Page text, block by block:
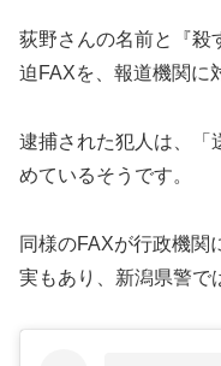
荻野さんの名前と『殺
迫FAXを、報道機関に
逮捕された犯人は、「
めているそうです。
同様のFAXが行政機関
実もあり、新潟県警で